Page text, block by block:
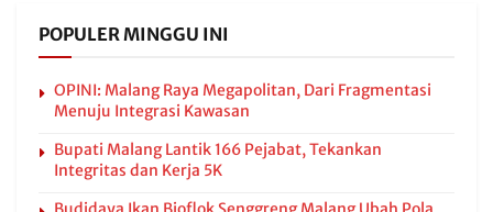
POPULER MINGGU INI
OPINI: Malang Raya Megapolitan, Dari Fragmentasi
Menuju Integrasi Kawasan
Bupati Malang Lantik 166 Pejabat, Tekankan
Integritas dan Kerja 5K